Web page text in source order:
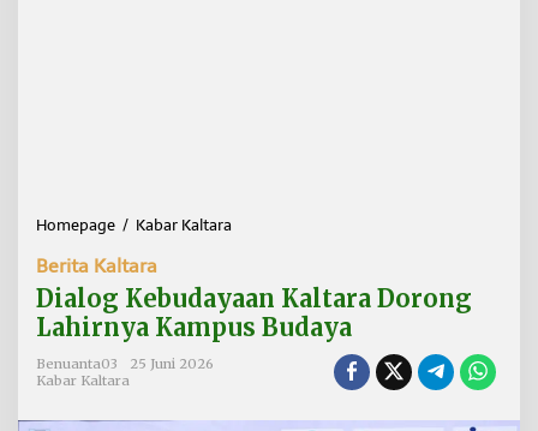
Homepage / Kabar Kaltara
o
g
u
Berita Kaltara
Dialog Kebudayaan Kaltara Dorong
Lahirnya Kampus Budaya
Benuanta03
25 Juni 2026
Kabar Kaltara